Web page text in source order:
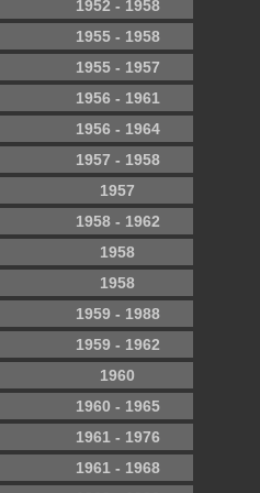
1952 - 1958
1955 - 1958
1955 - 1957
1956 - 1961
1956 - 1964
1957 - 1958
1957
1958 - 1962
1958
1958
1959 - 1988
1959 - 1962
1960
1960 - 1965
1961 - 1976
1961 - 1968